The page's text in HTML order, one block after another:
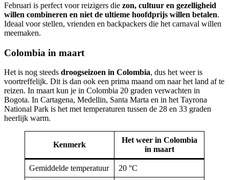
Februari is perfect voor reizigers die zon, cultuur en gezelligheid
willen combineren en niet de ultieme hoofdprijs willen betalen.
Ideaal voor stellen, vrienden en backpackers die het carnaval willen
meemaken.
Colombia in maart
Het is nog steeds droogseizoen in Colombia, dus het weer is
voortreffelijk. Dit is dan ook een prima maand om naar het land af te
reizen. In maart kun je in Colombia 20 graden verwachten in
Bogota. In Cartagena, Medellin, Santa Marta en in het Tayrona
National Park is het met temperaturen tussen de 28 en 33 graden
heerlijk warm.
Kenmerk
Het weer in Colombia
in maart
Gemiddelde temperatuur 20 °C